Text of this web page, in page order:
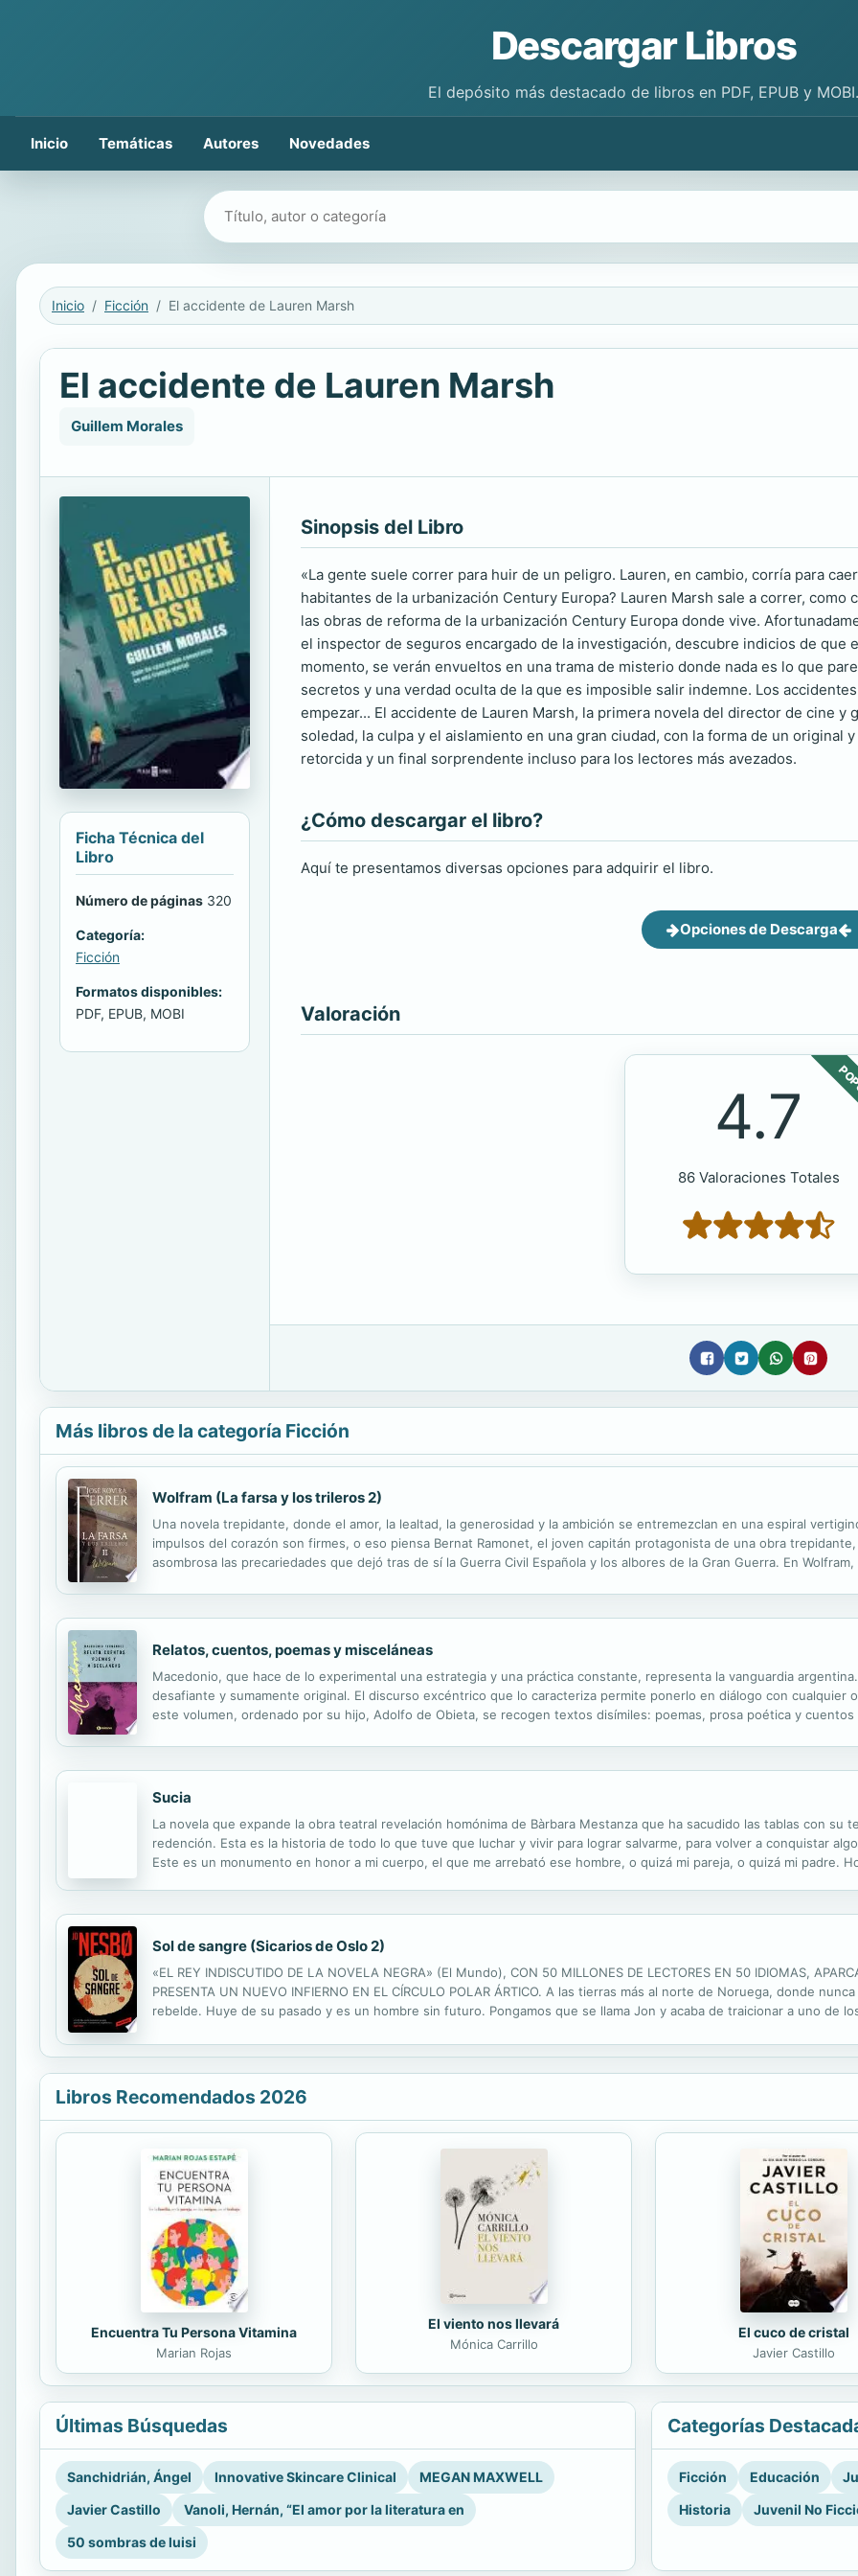
Descargar Libros
El depósito más destacado de libros en PDF, EPUB y MOBI.
Inicio Temáticas Autores Novedades
Buscar libros
Inicio Ficción El accidente de Lauren Marsh
El accidente de Lauren Marsh
Guillem Morales
Ficha Técnica del
Libro
Número de páginas 320
Categoría:
Ficción
Formatos disponibles:
PDF, EPUB, MOBI
Sinopsis del Libro
«La gente suele correr para huir de un peligro. Lauren, en cambio, corría para
habitantes de la urbanización Century Europa? Lauren Marsh sale a correr, como
las obras de reforma de la urbanización Century Europa donde vive.
el inspector de seguros encargado de la investigación, descubre indicios de que
momento, se verán envueltos en una trama de misterio donde nada es lo que
secretos y una verdad oculta de la que es imposible salir indemne. Los
empezar... El accidente de Lauren Marsh, la primera novela del director de cine
soledad, la culpa y el aislamiento en una gran ciudad, con la forma de un
retorcida y un final sorprendente incluso para los lectores más avezados.
¿Cómo descargar el libro?
Aquí te presentamos diversas opciones para adquirir el libro.
Opciones de Descarga
Valoración
4.7
86 Valoraciones Totales
Más libros de la categoría Ficción
Wolfram (La farsa y los trileros 2)
Una novela trepidante, donde el amor, la lealtad, la generosidad y la ambición se entremezclan en una espiral
impulsos del corazón son firmes, o eso piensa Bernat Ramonet, el joven capitán protagonista de una obra
asombrosa las precariedades que dejó tras de sí la Guerra Civil Española y los albores de la Gran Guerra. En
Relatos, cuentos, poemas y misceláneas
Macedonio, que hace de lo experimental una estrategia y una práctica constante, representa la vanguardia
desafiante y sumamente original. El discurso excéntrico que lo caracteriza permite ponerlo en diálogo con cualquier
este volumen, ordenado por su hijo, Adolfo de Obieta, se recogen textos disímiles: poemas, prosa poética y
Sucia
La novela que expande la obra teatral revelación homónima de Bàrbara Mestanza que ha sacudido las tablas con su
redención. Esta es la historia de todo lo que tuve que luchar y vivir para lograr salvarme, para volver a conquistar
Este es un monumento en honor a mi cuerpo, el que me arrebató ese hombre, o quizá mi pareja, o quizá mi padre.
Sol de sangre (Sicarios de Oslo 2)
«EL REY INDISCUTIDO DE LA NOVELA NEGRA» (El Mundo), CON 50 MILLONES DE LECTORES EN 50 IDIOMAS,
PRESENTA UN NUEVO INFIERNO EN EL CÍRCULO POLAR ÁRTICO. A las tierras más al norte de Noruega, donde
rebelde. Huye de su pasado y es un hombre sin futuro. Pongamos que se llama Jon y acaba de traicionar a uno de
Libros Recomendados 2026
Encuentra Tu Persona Vitamina
Marian Rojas
El viento nos llevará
Mónica Carrillo
El cuco de cristal
Javier Castillo
Últimas Búsquedas
Sanchidrián, Ángel Innovative Skincare Clinical
MEGAN MAXWELL
Javier Castillo
Vanoli, Hernán, “El amor por la literatura en
50 sombras de luisi
Categorías
Ficción Educación
Historia
Juvenil No